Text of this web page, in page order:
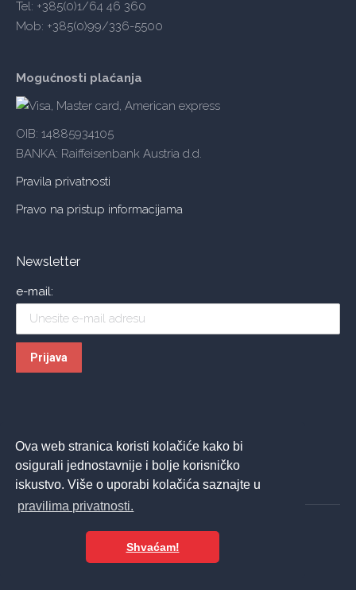
Ova web stranica koristi kolačiće kako bi
osigurali jednostavnije i bolje korisničko
iskustvo. Više o uporabi kolačića saznajte u
pravilima privatnosti.
Shvaćam!
Tel: +385(0)1/64 46 360
Mob: +385(0)99/336-5500
Mogućnosti plaćanja
OIB: 14885934105
BANKA: Raiffeisenbank Austria d.d.
Pravila privatnosti
Pravo na pristup informacijama
Newsletter
e-mail:
© 2026 ASPIRA | All Rights Reserved